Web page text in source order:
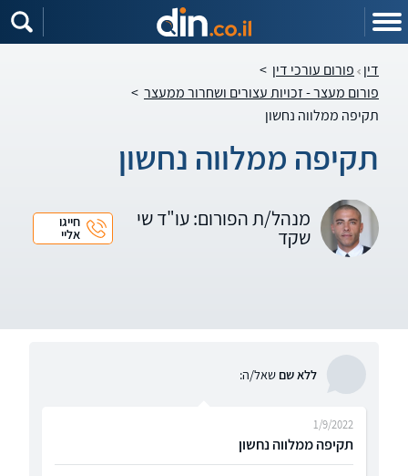
דין פורום עורכי דין >
פורום מעצר - זכויות עצורים ושחרור ממעצר >
תקיפה ממלווה נחשון
תקיפה ממלווה נחשון
מנהל/ת הפורום: עו"ד שי
שקד
חייגו
אליי
ללא שם שאל/ה:
תקיפה ממלווה נחשון
1/9/2022